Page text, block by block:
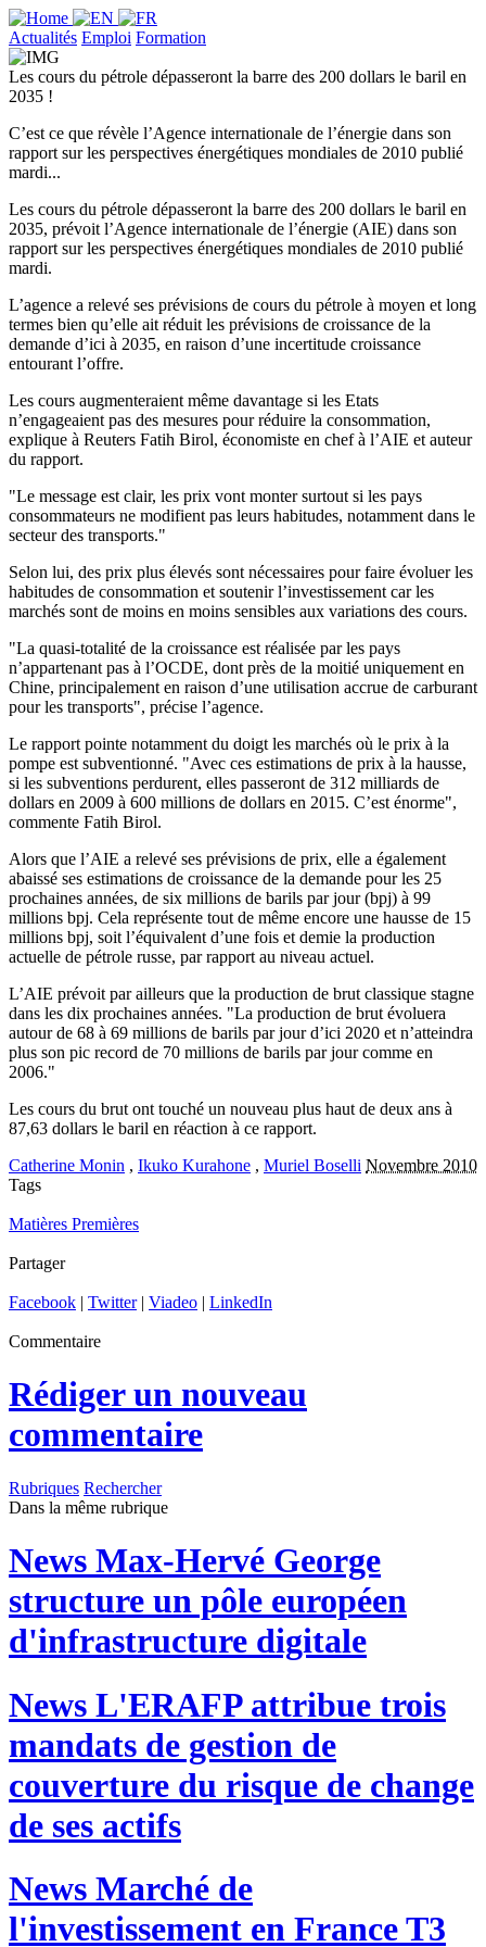
Actualités Emploi Formation
Les cours du pétrole dépasseront la barre des 200 dollars le baril en
2035 !
C’est ce que révèle l’Agence internationale de l’énergie dans son
rapport sur les perspectives énergétiques mondiales de 2010 publié
mardi...
Les cours du pétrole dépasseront la barre des 200 dollars le baril en
2035, prévoit l’Agence internationale de l’énergie (AIE) dans son
rapport sur les perspectives énergétiques mondiales de 2010 publié
mardi.
L’agence a relevé ses prévisions de cours du pétrole à moyen et long
termes bien qu’elle ait réduit les prévisions de croissance de la
demande d’ici à 2035, en raison d’une incertitude croissance
entourant l’offre.
Les cours augmenteraient même davantage si les Etats
n’engageaient pas des mesures pour réduire la consommation,
explique à Reuters Fatih Birol, économiste en chef à l’AIE et auteur
du rapport.
"Le message est clair, les prix vont monter surtout si les pays
consommateurs ne modifient pas leurs habitudes, notamment dans le
secteur des transports."
Selon lui, des prix plus élevés sont nécessaires pour faire évoluer les
habitudes de consommation et soutenir l’investissement car les
marchés sont de moins en moins sensibles aux variations des cours.
"La quasi-totalité de la croissance est réalisée par les pays
n’appartenant pas à l’OCDE, dont près de la moitié uniquement en
Chine, principalement en raison d’une utilisation accrue de carburant
pour les transports", précise l’agence.
Le rapport pointe notamment du doigt les marchés où le prix à la
pompe est subventionné. "Avec ces estimations de prix à la hausse,
si les subventions perdurent, elles passeront de 312 milliards de
dollars en 2009 à 600 millions de dollars en 2015. C’est énorme",
commente Fatih Birol.
Alors que l’AIE a relevé ses prévisions de prix, elle a également
abaissé ses estimations de croissance de la demande pour les 25
prochaines années, de six millions de barils par jour (bpj) à 99
millions bpj. Cela représente tout de même encore une hausse de 15
millions bpj, soit l’équivalent d’une fois et demie la production
actuelle de pétrole russe, par rapport au niveau actuel.
L’AIE prévoit par ailleurs que la production de brut classique stagne
dans les dix prochaines années. "La production de brut évoluera
autour de 68 à 69 millions de barils par jour d’ici 2020 et n’atteindra
plus son pic record de 70 millions de barils par jour comme en
2006."
Les cours du brut ont touché un nouveau plus haut de deux ans à
87,63 dollars le baril en réaction à ce rapport.
Catherine Monin , Ikuko Kurahone , Muriel Boselli Novembre 2010
Tags
Matières Premières
Partager
Facebook | Twitter| Viadeo | LinkedIn
Commentaire
Rédiger un nouveau
commentaire
Rubriques Rechercher
Dans la même rubrique
News Max-Hervé George
structure un pôle européen
d'infrastructure digitale
News L'ERAFP attribue trois
mandats de gestion de
couverture du risque de change
de ses actifs
News Marché de
l'investissement en France T3